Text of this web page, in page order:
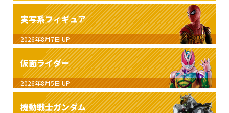
実写系フィギュア
2026年8月7日 UP
仮面ライダー
2026年8月5日 UP
機動戦士ガンダム